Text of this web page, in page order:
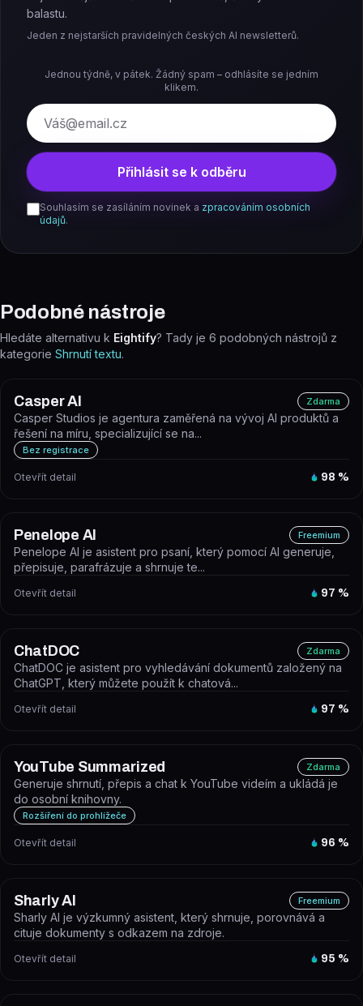
balastu.
Jeden z nejstarších pravidelných českých AI newsletterů.
Jednou týdně, v pátek. Žádný spam – odhlásíte se jedním
klikem.
E-mail
Přihlásit se k odběru
Souhlasím se zasíláním novinek a zpracováním osobních
údajů.
Podobné nástroje
Hledáte alternativu k Eightify? Tady je 6 podobných nástrojů z
kategorie Shrnutí textu.
Casper AI Zdarma
Casper Studios je agentura zaměřená na vývoj AI produktů a
řešení na míru, specializující se na...
Bez registrace
Otevřít detail 98 %
Penelope AI Freemium
Penelope AI je asistent pro psaní, který pomocí AI generuje,
přepisuje, parafrázuje a shrnuje te...
Otevřít detail 97 %
ChatDOC Zdarma
ChatDOC je asistent pro vyhledávání dokumentů založený na
ChatGPT, který můžete použít k chatová...
Otevřít detail 97 %
YouTube Summarized Zdarma
Generuje shrnutí, přepis a chat k YouTube videím a ukládá je
do osobní knihovny.
Rozšíření do prohlížeče
Otevřít detail 96 %
Sharly AI Freemium
Sharly AI je výzkumný asistent, který shrnuje, porovnává a
cituje dokumenty s odkazem na zdroje.
Otevřít detail 95 %